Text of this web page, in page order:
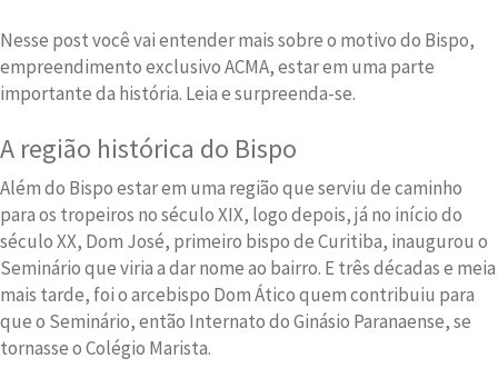
Nesse post você vai entender mais sobre o motivo do Bispo,
empreendimento exclusivo ACMA, estar em uma parte
importante da história. Leia e surpreenda-se.
A região histórica do Bispo
Além do Bispo estar em uma região que serviu de caminho
para os tropeiros no século XIX, logo depois, já no início do
século XX, Dom José, primeiro bispo de Curitiba, inaugurou o
Seminário que viria a dar nome ao bairro. E três décadas e meia
mais tarde, foi o arcebispo Dom Ático quem contribuiu para
que o Seminário, então Internato do Ginásio Paranaense, se
tornasse o Colégio Marista.